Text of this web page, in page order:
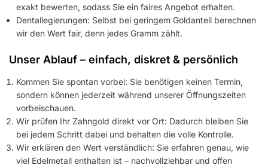
exakt bewerten, sodass Sie ein faires Angebot erhalten.
Dentallegierungen: Selbst bei geringem Goldanteil berechnen
wir den Wert fair, denn jedes Gramm zählt.
Unser Ablauf – einfach, diskret & persönlich
Kommen Sie spontan vorbei: Sie benötigen keinen Termin,
sondern können jederzeit während unserer Öffnungszeiten
vorbeischauen.
Wir prüfen Ihr Zahngold direkt vor Ort: Dadurch bleiben Sie
bei jedem Schritt dabei und behalten die volle Kontrolle.
Wir erklären den Wert verständlich: Sie erfahren genau, wie
viel Edelmetall enthalten ist – nachvollziehbar und offen